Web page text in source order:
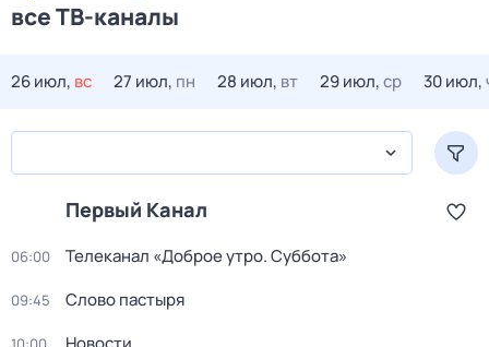
все ТВ-каналы
26 июл, вс 27 июл, пн 28 июл, вт 29 июл,ср 30 июл,
Первый Канал
06:00 Телеканал «Доброе утро. Суббота»
09:45 Слово пастыря